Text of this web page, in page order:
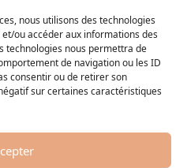
nous utilisons des technologies
ou accéder aux informations des
technologies nous permettra de
de navigation ou les ID
consentir ou de retirer son
sur certaines caractéristiques